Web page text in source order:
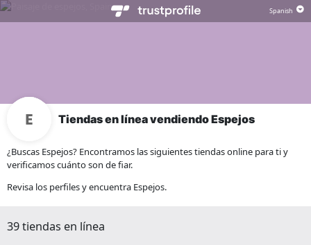
Tiendas en línea vendiendo Espejos
¿Buscas Espejos? Encontramos las siguientes tiendas online para ti y
verificamos cuánto son de fiar.
Revisa los perfiles y encuentra Espejos.
39 tiendas en línea